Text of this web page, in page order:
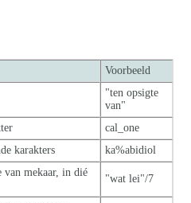
Voorbeeld
"ten opsigte
van"
cal_one
karakters ka%abidiol
van mekaar, in dié
"wat lei"/7